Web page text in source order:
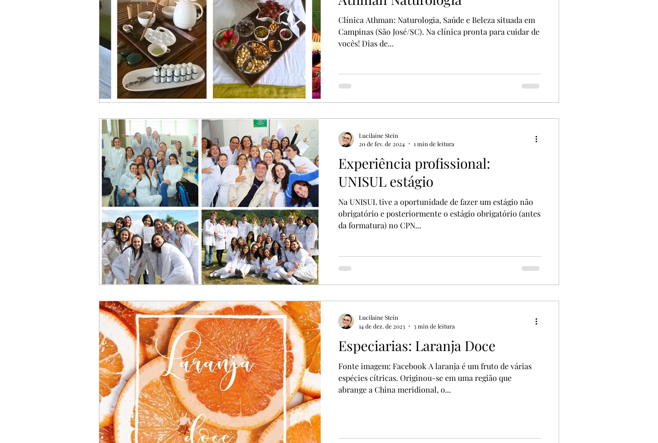
Clínica Athman: Naturologia, Saúde e Beleza situada em
Campinas (São José/SC). Na clínica pronta para cuidar de
vocês! Dias de...
Experiência profissional:
UNISUL estágio
Na UNISUL tive a oportunidade de fazer um estágio não
obrigatório e posteriormente o estágio obrigatório (antes
da formatura) no CPN...
Lucilaine Stein
20 de fev. de 2024
1 min de leitura
Especiarias: Laranja Doce
Fonte imagem: Facebook A laranja é um fruto de várias
espécies cítricas. Originou-se em uma região que
abrange a China meridional, o...
Lucilaine Stein
14 de dez. de 2023
3 min de leitura